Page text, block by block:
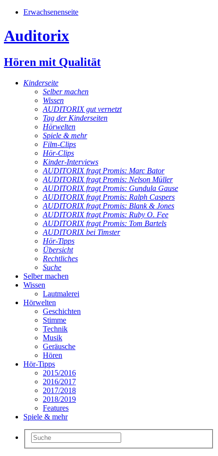
Erwachsenenseite
Auditorix
Hören mit Qualität
Kinderseite
Selber machen
Wissen
AUDITORIX gut vernetzt
Tag der Kinderseiten
Hörwelten
Spiele & mehr
Film-Clips
Hör-Clips
Kinder-Interviews
AUDITORIX fragt Promis: Marc Bator
AUDITORIX fragt Promis: Nelson Müller
AUDITORIX fragt Promis: Gundula Gause
AUDITORIX fragt Promis: Ralph Caspers
AUDITORIX fragt Promis: Blank & Jones
AUDITORIX fragt Promis: Ruby O. Fee
AUDITORIX fragt Promis: Tom Bartels
AUDITORIX bei Timster
Hör-Tipps
Übersicht
Rechtliches
Suche
Selber machen
Wissen
Lautmalerei
Hörwelten
Geschichten
Stimme
Technik
Musik
Geräusche
Hören
Hör-Tipps
2015/2016
2016/2017
2017/2018
2018/2019
Features
Spiele & mehr